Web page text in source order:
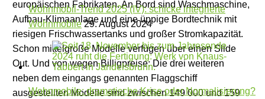
europäischen Fabrikaten. An Bord sind Waschmaschine,
Aufbau-Klimaanlage und eine üppige Bordtechnik mit
riesigen Frischwassertanks und großer Stromkapazität.
Schon mittelgroße Modelle verfügen über einen Slide
Out. Und von wegen Billigpreise: Die drei weiteren
neben dem eingangs genannten Flaggschiff
ausgestellten Modelle sind zwischen 149 000 und 159
Wohnmobil-Trend 2025 (IV): schicke integrierte
Wohnmobile29. August 2024
Wohnmobile: dramatische Krise oder Normalisierung?